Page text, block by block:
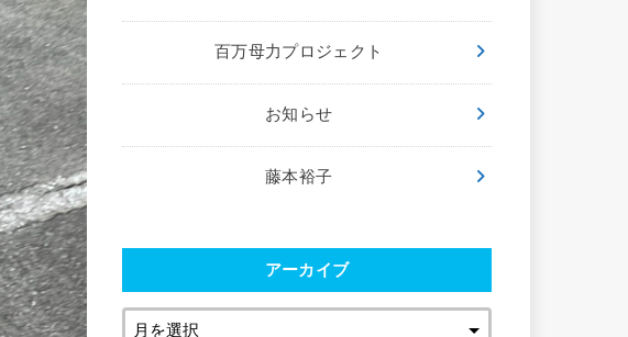
百万母力プロジェクト
お知らせ
藤本裕子
アーカイブ